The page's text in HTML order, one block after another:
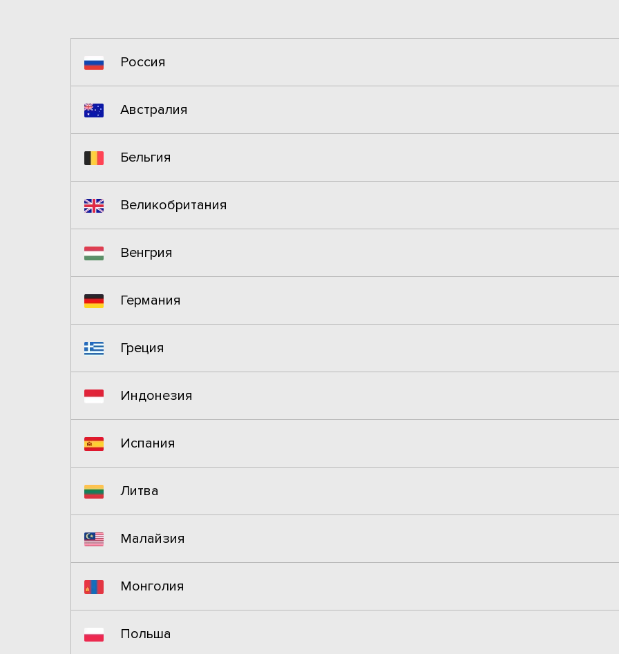
Россия
Австралия
Бельгия
Великобритания
Венгрия
Германия
Греция
Индонезия
Испания
Литва
Малайзия
Монголия
Польша